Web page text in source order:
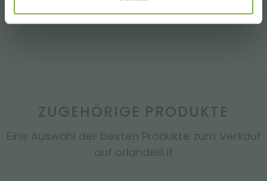
eine einladende und gut organisierte Umgebung!
ZUGEHÖRIGE PRODUKTE
Eine Auswahl der besten Produkte zum Verkauf
auf orlandelli.it